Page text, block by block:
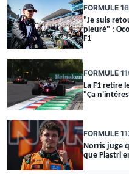
FORMULE 1
"Je suis
pleuré" :
F1
FORMULE 1
La F1 retire
"Ça
FORMULE 1
Norris juge
que Piastri